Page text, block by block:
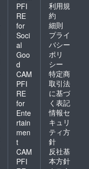
PFI
RE
for
Soci
al
Goo
d
CAM
PFI
RE
for
Ente
rtain
men
t
CAM
PFI
利用規
約
細則
プライ
バシー
ポリ
シー
特定商
取引法
に基づ
く表記
情報セ
キュリ
ティ方
針
反社基
本方針